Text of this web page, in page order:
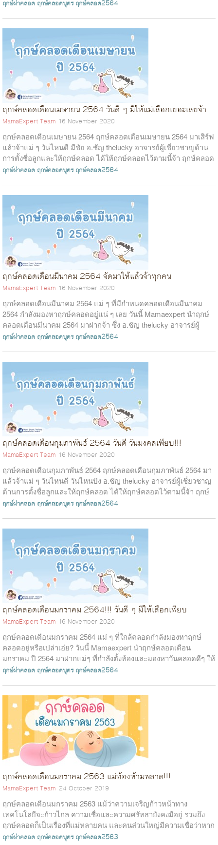
ฤกษ์ผ่าคลอด ฤกษ์คลอดบุตร ฤกษ์คลอด2564
ฤกษ์คลอดเดือนเมษายน 2564 วันดี ๆ มีให้แม่เลือกเยอะเลยจ้า
MamaExpert Team 16 November 2020
ฤกษ์คลอดเดือนเมษายน 2564 ฤกษ์คลอดเดือนเมษายน 2564 มาเสิร์ฟ
แล้วจ้าแม่ ๆ วันไหนดี มีชัย อ.ชัญ thelucky อาจารย์ผู้เชี่ยวชาญด้าน
การตั้งชื่อลูกและให้ฤกษ์คลอด ได้ให้ฤกษ์คลอดไว้ตามนี้จ้า ฤกษ์คลอด
เดือนเมษ...
ฤกษ์ผ่าคลอด ฤกษ์คลอดบุตร ฤกษ์คลอด2564
ฤกษ์คลอดเดือนมีนาคม 2564 จัดมาให้แล้วจ้าทุกคน
MamaExpert Team 16 November 2020
ฤกษ์คลอดเดือนมีนาคม 2564 แม่ ๆ ที่มีกำหนดคลอดเดือนมีนาคม
2564 กำลังมองหาฤกษ์คลอดอยู่แน่ ๆ เลย วันนี้ Mamaexpert นำฤกษ์
คลอดเดือนมีนาคม 2564 มาฝากจ้า ซึ่ง อ.ชัญ thelucky อาจารย์ผู้
เชี่ยวชาญด้านการ...
ฤกษ์ผ่าคลอด ฤกษ์คลอดบุตร ฤกษ์คลอด2564
ฤกษ์คลอดเดือนกุมภาพันธ์ 2564 วันดี วันมงคลเพียบ!!!
MamaExpert Team 16 November 2020
ฤกษ์คลอดเดือนกุมภาพันธ์ 2564 ฤกษ์คลอดเดือนกุมภาพันธ์ 2564 มา
แล้วจ้าแม่ ๆ วันไหนดี วันไหนปัง อ.ชัญ thelucky อาจารย์ผู้เชี่ยวชาญ
ด้านการตั้งชื่อลูกและให้ฤกษ์คลอด ได้ให้ฤกษ์คลอดไว้ตามนี้จ้า ฤกษ์
คลอดเด...
ฤกษ์ผ่าคลอด ฤกษ์คลอดบุตร ฤกษ์คลอด2564
ฤกษ์คลอดเดือนมกราคม 2564!!! วันดี ๆ มีให้เลือกเพียบ
MamaExpert Team 16 November 2020
ฤกษ์คลอดเดือนมกราคม 2564 แม่ ๆ ที่ใกล้คลอดกำลังมองหาฤกษ์
คลอดอยู่หรือเปล่าเอ่ย? วันนี้ Mamaexpert นำฤกษ์คลอดเดือน
มกราคม ปี 2564 มาฝากแม่ๆ ที่กำลังตั้งท้องและมองหาวันคลอดดีๆ ให้
กับลูกจ้า ซึ่งฤกษ์คลอดเด...
ฤกษ์ผ่าคลอด ฤกษ์คลอดบุตร ฤกษ์คลอด2564
ฤกษ์คลอดเดือนมกราคม 2563 แม่ท้องห้ามพลาด!!!
MamaExpert Team 24 October 2019
ฤกษ์คลอดเดือนมกราคม 2563 แม้ว่าความเจริญก้าวหน้าทาง
เทคโนโลยีจะก้าวไกล ความเชื่อและความศรัทธายังคงมีอยู่ รวมถึง
ฤกษ์คลอดก็เป็นเรื่องที่แม่หลายคน และคนส่วนใหญ่มีความเชื่อว่าหาก
ลูกคลอดวันดี วันธงชัย ลู...
ฤกษ์ผ่าคลอด ฤกษ์คลอดบุตร ฤกษ์คลอด2563